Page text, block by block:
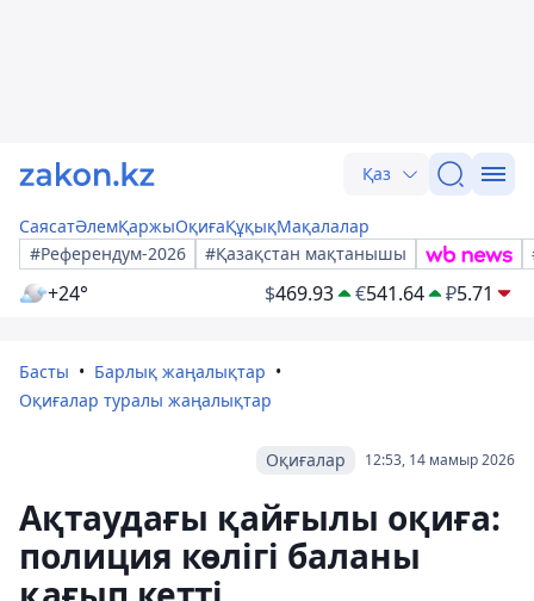
Қаз
СаясатӘлемҚаржыОқиғаҚұқықМақалалар
#Референдум-2026
#Қазақстан мақтанышы
+24° $469.93 €541.64 ₽5.71
Басты
Барлық жаңалықтар
Оқиғалар туралы жаңалықтар
12:53, 14 мамыр 2026
Оқиғалар
Ақтаудағы қайғылы оқиға:
полиция көлігі баланы